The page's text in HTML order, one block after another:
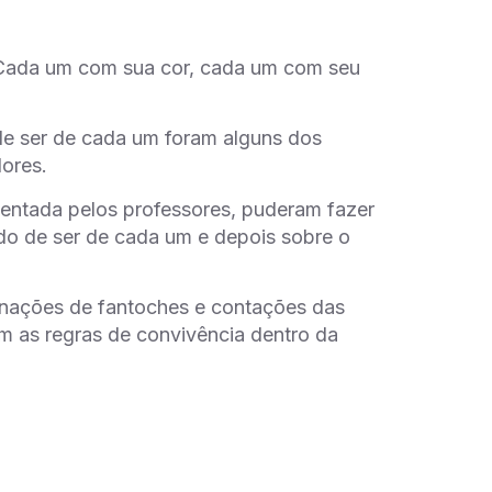
um com sua cor, cada um com seu
ser de cada um foram alguns dos
pelos professores, puderam fazer
de ser de cada um e depois sobre o
de fantoches e contações das
as regras de convivência dentro da